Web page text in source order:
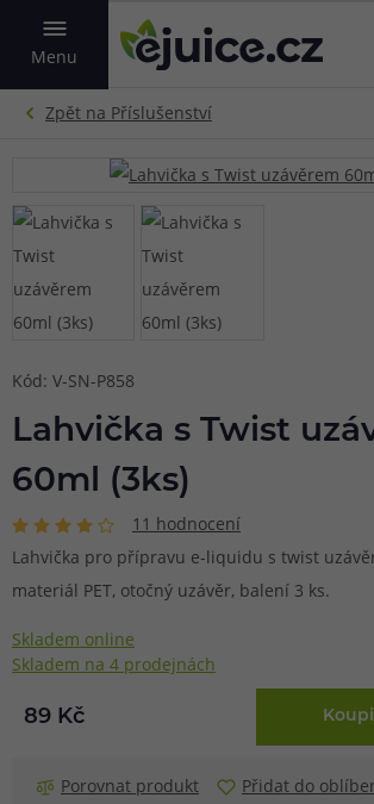
Menu
VYHLEDAT
Kód: V-SN-P858
Lahvička s Twist
60ml (3ks)
11 hodnocení
Lahvička pro přípravu e-liquidu s twist
materiál PET, otočný uzávěr, balení 3 ks.
Skladem online
Skladem na 4 prodejnách
89 Kč
Porovnat produkt
Přidat do